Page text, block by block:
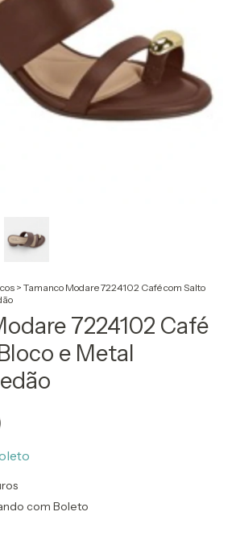
> Tamanco Modare 7224102 Café com Salto
7224102 Café
e Metal
com Boleto